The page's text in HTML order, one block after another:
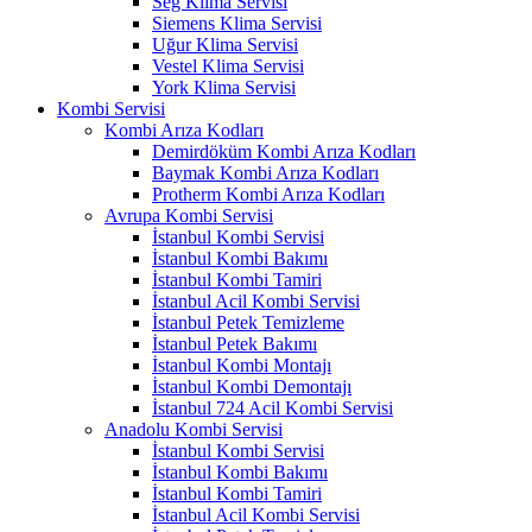
Siemens Klima Servisi
Uğur Klima Servisi
Vestel Klima Servisi
York Klima Servisi
Kombi Servisi
Kombi Arıza Kodları
Demirdöküm Kombi Arıza Kodları
Baymak Kombi Arıza Kodları
Protherm Kombi Arıza Kodları
Avrupa Kombi Servisi
İstanbul Kombi Servisi
İstanbul Kombi Bakımı
İstanbul Kombi Tamiri
İstanbul Acil Kombi Servisi
İstanbul Petek Temizleme
İstanbul Petek Bakımı
İstanbul Kombi Montajı
İstanbul Kombi Demontajı
İstanbul 724 Acil Kombi Servisi
Anadolu Kombi Servisi
İstanbul Kombi Servisi
İstanbul Kombi Bakımı
İstanbul Kombi Tamiri
İstanbul Acil Kombi Servisi